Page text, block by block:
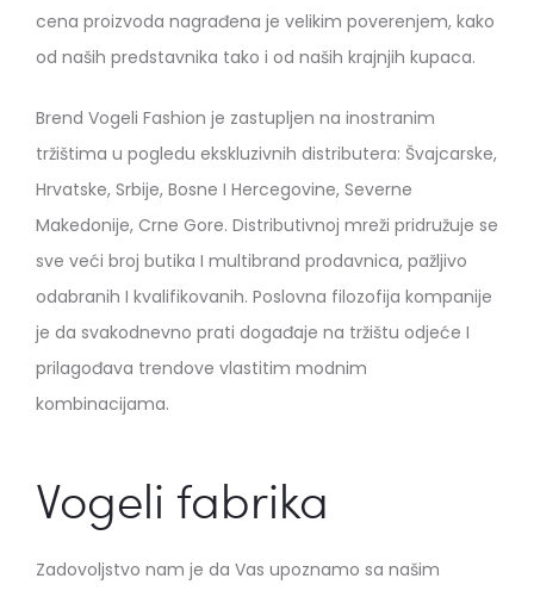
cena proizvoda nagrađena je velikim poverenjem, kako
od naših predstavnika tako i od naših krajnjih kupaca.
Brend Vogeli Fashion je zastupljen na inostranim
tržištima u pogledu ekskluzivnih distributera: Švajcarske,
Hrvatske, Srbije, Bosne I Hercegovine, Severne
Makedonije, Crne Gore. Distributivnoj mreži pridružuje se
sve veći broj butika I multibrand prodavnica, pažljivo
odabranih I kvalifikovanih. Poslovna filozofija kompanije
je da svakodnevno prati događaje na tržištu odjeće I
prilagođava trendove vlastitim modnim
kombinacijama.
Vogeli fabrika
Zadovoljstvo nam je da Vas upoznamo sa našim